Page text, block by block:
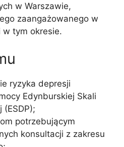
w Warszawie,
zaangażowanego w
tym okresie.
ryzyka depresji
Edynburskiej Skali
(ESDP);
potrzebującym
konsultacji z zakresu